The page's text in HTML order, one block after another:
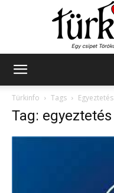
Türkinfo
Tags Egyeztetés
Tag: egyeztetés